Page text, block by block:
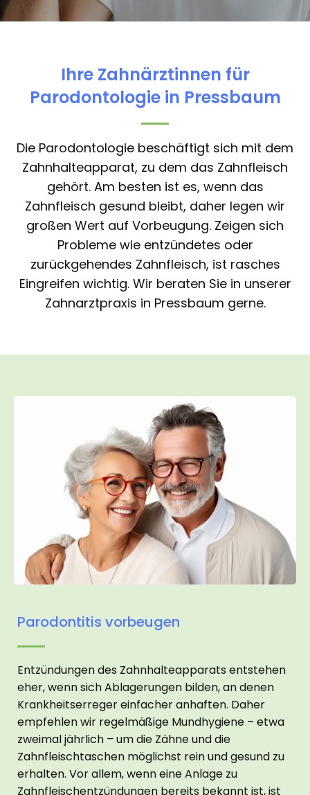
Ihre Zahnärztinnen für
Parodontologie in Pressbaum
Die Parodontologie beschäftigt sich mit dem
Zahnhalteapparat, zu dem das Zahnfleisch
gehört. Am besten ist es, wenn das
Zahnfleisch gesund bleibt, daher legen wir
großen Wert auf Vorbeugung. Zeigen sich
Probleme wie entzündetes oder
zurückgehendes Zahnfleisch, ist rasches
Eingreifen wichtig. Wir beraten Sie in unserer
Zahnarztpraxis in Pressbaum gerne.
Parodontitis vorbeugen
Entzündungen des Zahnhalteapparats entstehen
eher, wenn sich Ablagerungen bilden, an denen
Krankheitserreger einfacher anhaften. Daher
empfehlen wir regelmäßige Mundhygiene – etwa
zweimal jährlich – um die Zähne und die
Zahnfleischtaschen möglichst rein und gesund zu
erhalten. Vor allem, wenn eine Anlage zu
Zahnfleischentzündungen bereits bekannt ist, ist